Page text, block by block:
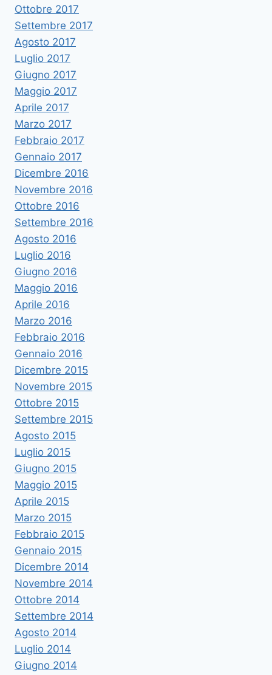
Ottobre 2017
Settembre 2017
Agosto 2017
Luglio 2017
Giugno 2017
Maggio 2017
Aprile 2017
Marzo 2017
Febbraio 2017
Gennaio 2017
Dicembre 2016
Novembre 2016
Ottobre 2016
Settembre 2016
Agosto 2016
Luglio 2016
Giugno 2016
Maggio 2016
Aprile 2016
Marzo 2016
Febbraio 2016
Gennaio 2016
Dicembre 2015
Novembre 2015
Ottobre 2015
Settembre 2015
Agosto 2015
Luglio 2015
Giugno 2015
Maggio 2015
Aprile 2015
Marzo 2015
Febbraio 2015
Gennaio 2015
Dicembre 2014
Novembre 2014
Ottobre 2014
Settembre 2014
Agosto 2014
Luglio 2014
Giugno 2014